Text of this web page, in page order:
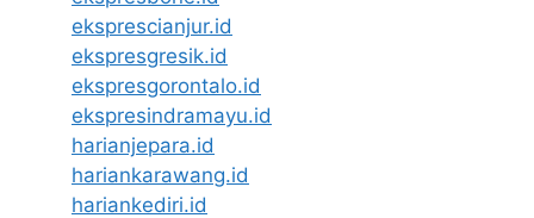
eksprescianjur.id
ekspresgresik.id
ekspresgorontalo.id
ekspresindramayu.id
harianjepara.id
hariankarawang.id
hariankediri.id